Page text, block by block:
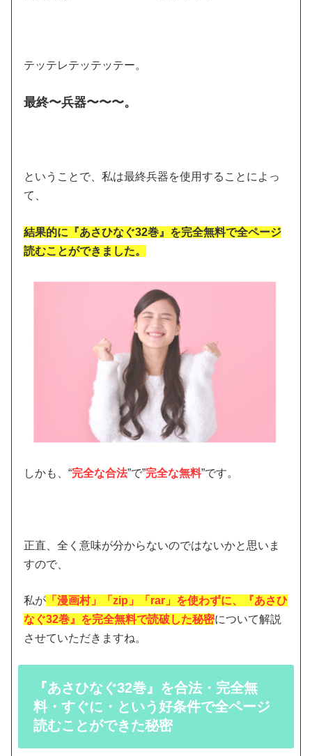
テッテレテッテッテー。
最終〜兵器〜〜〜。
ということで、私は最終兵器を使用することによっ
て、
結果的に『あさひなぐ32巻』を完全無料で全ページ
読むことができました。
しかも、“完全な合法”で”完全な無料”です。
正直、全く意味が分からないのではないかと思いま
すので、
私が 「漫画村」「zip」「rar」を使わずに、『あさひ
なぐ32巻』を完全無料で読破した秘密について解説
させていただきますね。
『あさひなぐ32巻』を合法・完全無
料・すぐに・という好条件で全ページ
読むことができた秘密